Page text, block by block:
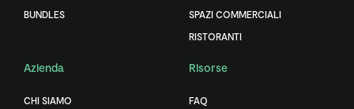
BUNDLES
SPAZI COMMERCIALI
RISTORANTI
Azienda
CHI SIAMO
Risorse
FAQ